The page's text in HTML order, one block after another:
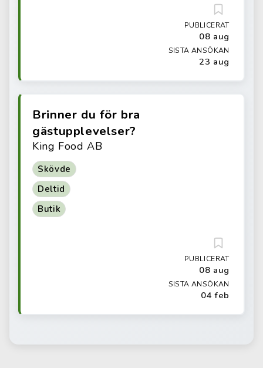
PUBLICERAT
08 aug
SISTA ANSÖKAN
23 aug
Brinner du för bra
gästupplevelser?
King Food AB
Skövde
Deltid
Butik
PUBLICERAT
08 aug
SISTA ANSÖKAN
04 feb